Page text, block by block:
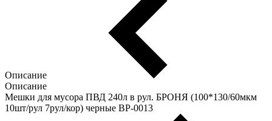
Описание
Описание
Мешки для мусора ПВД 240л в рул. БРОНЯ (100*130/60мкм
10шт/рул 7рул/кор) черные ВР-0013